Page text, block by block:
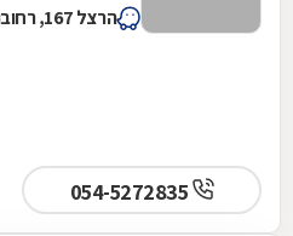
הרצל 167, רחובות